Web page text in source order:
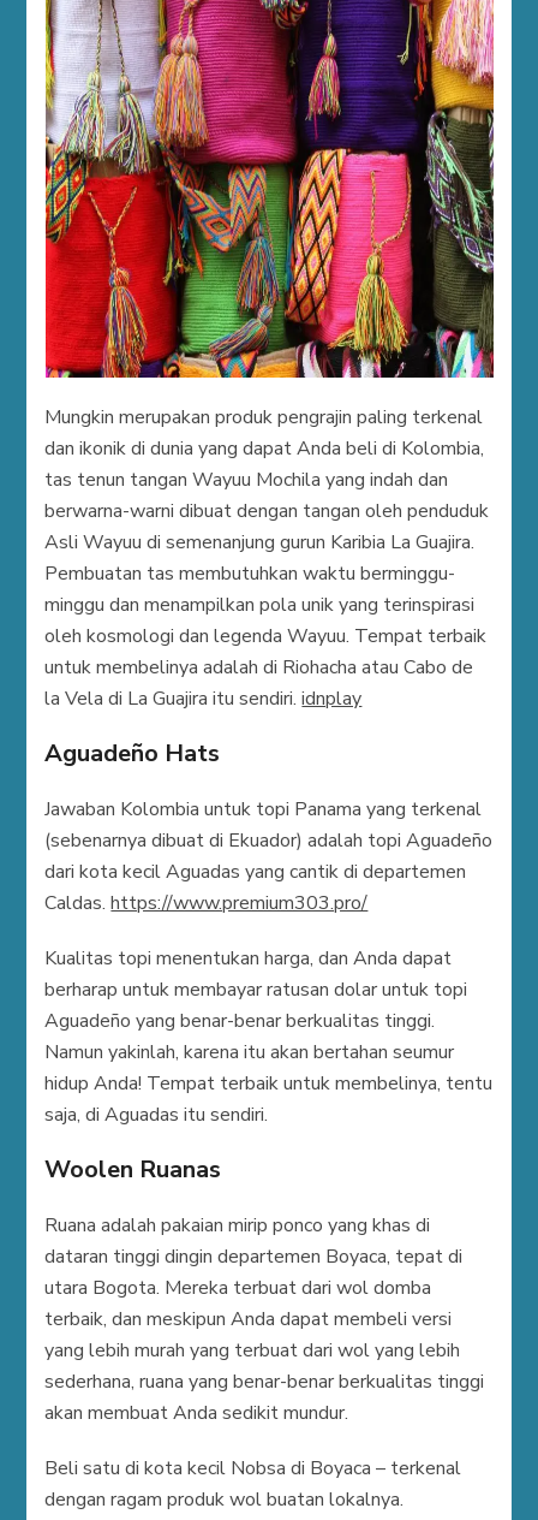
Mungkin merupakan produk pengrajin paling terkenal
dan ikonik di dunia yang dapat Anda beli di Kolombia,
tas tenun tangan Wayuu Mochila yang indah dan
berwarna-warni dibuat dengan tangan oleh penduduk
Asli Wayuu di semenanjung gurun Karibia La Guajira.
Pembuatan tas membutuhkan waktu berminggu-
minggu dan menampilkan pola unik yang terinspirasi
oleh kosmologi dan legenda Wayuu. Tempat terbaik
untuk membelinya adalah di Riohacha atau Cabo de
la Vela di La Guajira itu sendiri.idnplay
Aguadeño Hats
Jawaban Kolombia untuk topi Panama yang terkenal
(sebenarnya dibuat di Ekuador) adalah topi Aguadeño
dari kota kecil Aguadas yang cantik di departemen
Caldas.https://www.premium303.pro/
Kualitas topi menentukan harga, dan Anda dapat
berharap untuk membayar ratusan dolar untuk topi
Aguadeño yang benar-benar berkualitas tinggi.
Namun yakinlah, karena itu akan bertahan seumur
hidup Anda! Tempat terbaik untuk membelinya, tentu
saja, di Aguadas itu sendiri.
Woolen Ruanas
Ruana adalah pakaian mirip ponco yang khas di
dataran tinggi dingin departemen Boyaca, tepat di
utara Bogota. Mereka terbuat dari wol domba
terbaik, dan meskipun Anda dapat membeli versi
yang lebih murah yang terbuat dari wol yang lebih
sederhana, ruana yang benar-benar berkualitas tinggi
akan membuat Anda sedikit mundur.
Beli satu di kota kecil Nobsa di Boyaca – terkenal
dengan ragam produk wol buatan lokalnya.